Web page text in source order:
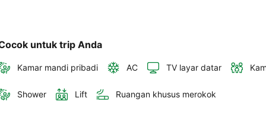
untuk trip Anda
Kamar mandi pribadi AC TV layar datar
Shower Lift Ruangan khusus merokok